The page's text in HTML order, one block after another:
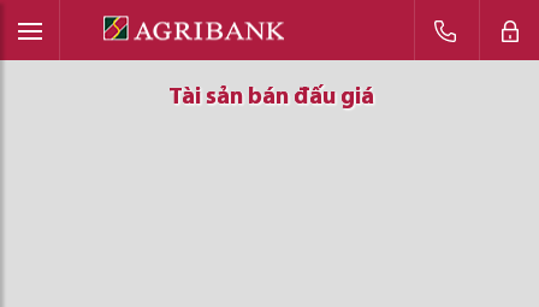
Tài sản bán đấu giá
Tài sản bán đấu giá
Tài sản bán đấu giá